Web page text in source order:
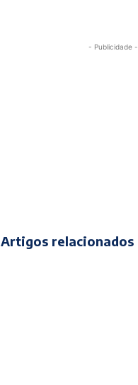
- Publicidade -
Artigos relacionados